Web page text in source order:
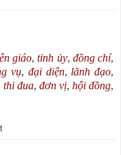
giáo,tỉnh ủy, đồng chí,
vụ, đại diện, lãnh đạo,
thi đua, đơn vị, hội đồng,